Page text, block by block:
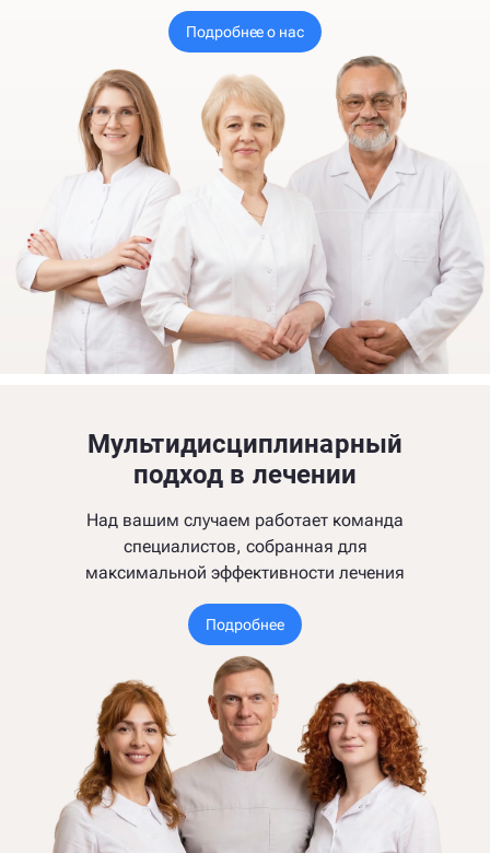
Подробнее о нас
Мультидисциплинарный
подход в лечении
Над вашим случаем работает команда
специалистов, собранная для
максимальной эффективности лечения
Подробнее